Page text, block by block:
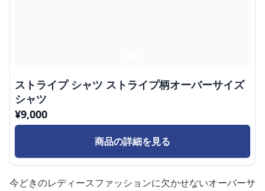
ストライプ シャツ ストライプ柄オーバーサイズ
シャツ
¥9,000
商品の詳細を見る
今どきのレディースファッションに欠かせないオーバーサ